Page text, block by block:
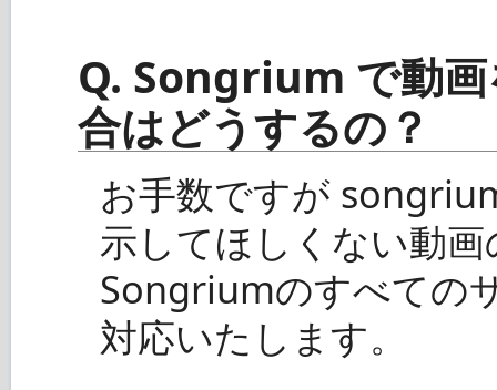
Q. Songrium で動
合はどうするの？
お手数ですが
示してほしくない動
Songriumのすべての
対応いたします。